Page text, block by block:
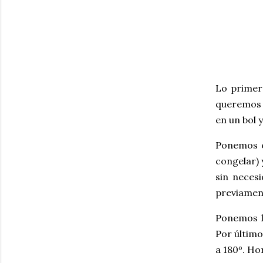
Lo
en un bol
Ponemos
congelar)
sin
Ponemos
Por
a 180º.